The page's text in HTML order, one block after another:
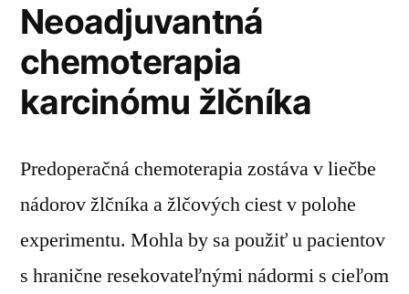
Neoadjuvantná
chemoterapia
karcinómu žlčníka
Predoperačná chemoterapia zostáva v liečbe
nádorov žlčníka a žlčových ciest v polohe
experimentu. Mohla by sa použiť u pacientov
s hranične resekovateľnými nádormi s cieľom